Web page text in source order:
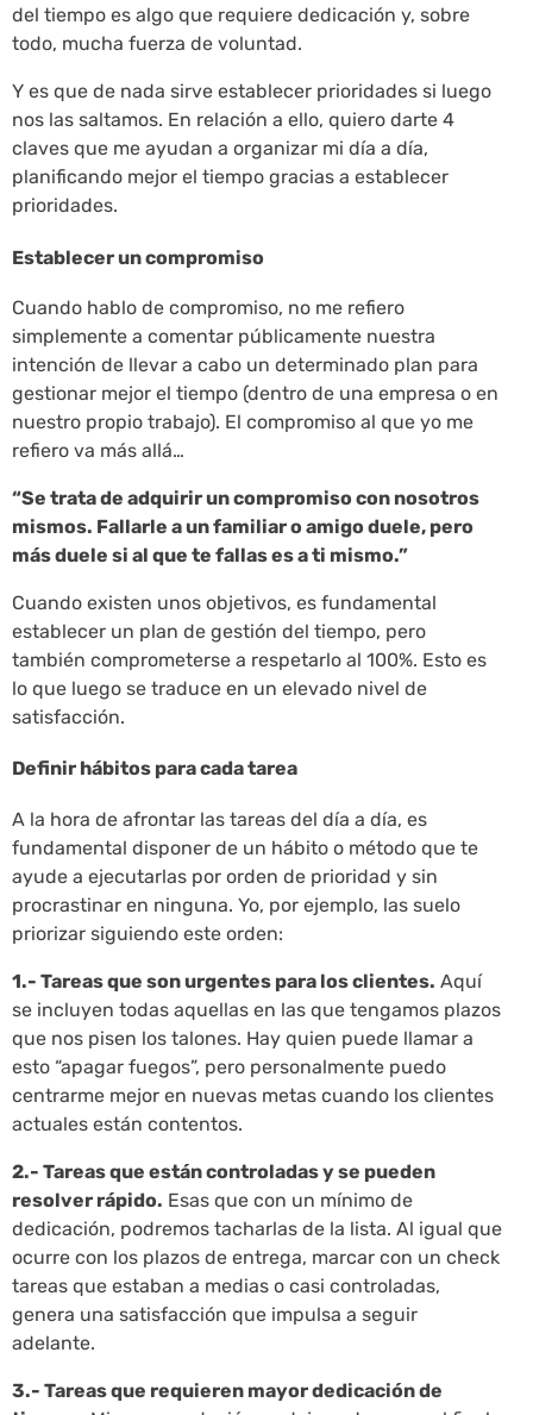
del tiempo es algo que requiere dedicación y, sobre
todo, mucha fuerza de voluntad.
Y es que de nada sirve establecer prioridades si luego
nos las saltamos. En relación a ello, quiero darte 4
claves que me ayudan a organizar mi día a día,
planificando mejor el tiempo gracias a establecer
prioridades.
Establecer un compromiso
Cuando hablo de compromiso, no me refiero
simplemente a comentar públicamente nuestra
intención de llevar a cabo un determinado plan para
gestionar mejor el tiempo (dentro de una empresa o en
nuestro propio trabajo). El compromiso al que yo me
refiero va más allá…
“Se trata de adquirir un compromiso con nosotros
mismos. Fallarle a un familiar o amigo duele, pero
más duele si al que te fallas es a ti mismo.”
Cuando existen unos objetivos, es fundamental
establecer un plan de gestión del tiempo, pero
también comprometerse a respetarlo al 100%. Esto es
lo que luego se traduce en un elevado nivel de
satisfacción.
Definir hábitos para cada tarea
A la hora de afrontar las tareas del día a día, es
fundamental disponer de un hábito o método que te
ayude a ejecutarlas por orden de prioridad y sin
procrastinar en ninguna. Yo, por ejemplo, las suelo
priorizar siguiendo este orden:
1.- Tareas que son urgentes para los clientes. Aquí
se incluyen todas aquellas en las que tengamos plazos
que nos pisen los talones. Hay quien puede llamar a
esto “apagar fuegos”, pero personalmente puedo
centrarme mejor en nuevas metas cuando los clientes
actuales están contentos.
2.- Tareas que están controladas y se pueden
resolver rápido. Esas que con un mínimo de
dedicación, podremos tacharlas de la lista. Al igual que
ocurre con los plazos de entrega, marcar con un check
tareas que estaban a medias o casi controladas,
genera una satisfacción que impulsa a seguir
adelante.
3.- Tareas que requieren mayor dedicación de